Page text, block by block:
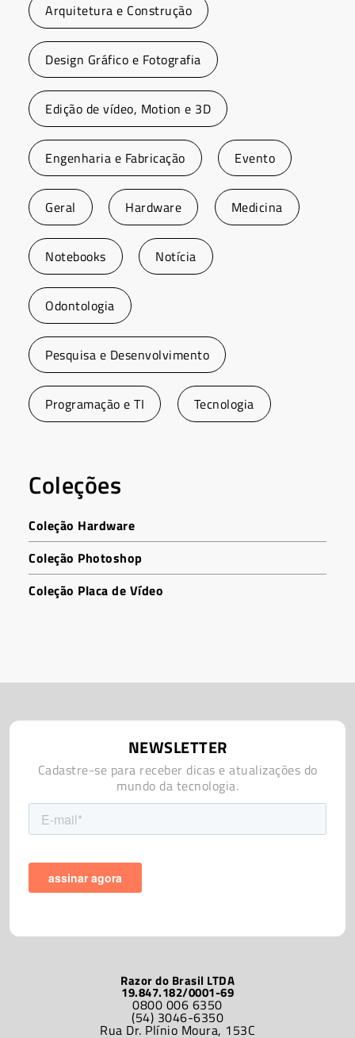
Arquitetura e Construção
Design Gráfico e Fotografia
Edição de vídeo, Motion e 3D
Engenharia e Fabricação Evento
Geral Hardware Medicina
Notebooks Notícia
Odontologia
Pesquisa e Desenvolvimento
Programação e TI Tecnologia
Coleções
Coleção Hardware
Coleção Photoshop
Coleção Placa de Vídeo
Razor do Brasil LTDA
19.847.182/0001-69
0800 006 6350
(54) 3046-6350
Rua Dr. Plínio Moura, 153C
NEWSLETTER
Cadastre-se para receber dicas e atualizações do
mundo da tecnologia.